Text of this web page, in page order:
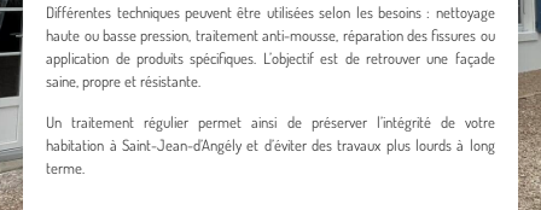
Différentes techniques peuvent être utilisées selon les besoins : nettoyage
haute ou basse pression, traitement anti-mousse, réparation des fissures ou
application de produits spécifiques. L’objectif est de retrouver une façade
saine, propre et résistante.
Un traitement régulier permet ainsi de préserver l’intégrité de votre
habitation à Saint-Jean-d’Angély et d’éviter des travaux plus lourds à long
terme.